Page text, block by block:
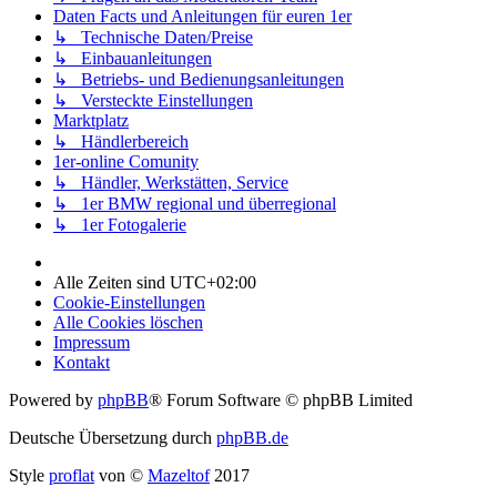
Daten Facts und Anleitungen für euren 1er
↳ Technische Daten/Preise
↳ Einbauanleitungen
↳ Betriebs- und Bedienungsanleitungen
↳ Versteckte Einstellungen
Marktplatz
↳ Händlerbereich
1er-online Comunity
↳ Händler, Werkstätten, Service
↳ 1er BMW regional und überregional
↳ 1er Fotogalerie
Alle Zeiten sind UTC+02:00
Cookie-Einstellungen
Alle Cookies löschen
Impressum
Kontakt
Powered by phpBB® Forum Software © phpBB Limited
Deutsche Übersetzung durch phpBB.de
Style proflat von © Mazeltof2017